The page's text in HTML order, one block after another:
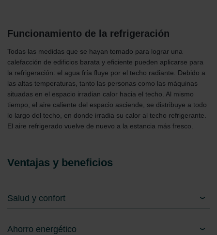
Funcionamiento de la refrigeración
Todas las medidas que se hayan tomado para lograr una
calefacción de edificios barata y eficiente pueden aplicarse para
la refrigeración: el agua fría fluye por el techo radiante. Debido a
las altas temperaturas, tanto las personas como las máquinas
situadas en el espacio irradian calor hacia el techo. Al mismo
tiempo, el aire caliente del espacio asciende, se distribuye a todo
lo largo del techo, en donde irradia su calor al techo refrigerante.
El aire refrigerado vuelve de nuevo a la estancia más fresco.
Ventajas y beneficios
Salud y confort
Ahorro energético